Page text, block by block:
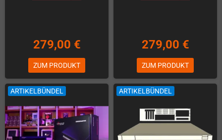
279,00 €
ZUM PRODUKT
279,00 €
ZUM PRODUKT
ARTIKELBÜNDEL ARTIKELBÜNDEL